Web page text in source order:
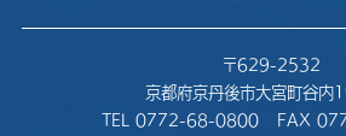
〒629-2532
京都府京丹後市大宮町谷内
TEL 0772-68-0800
FAX